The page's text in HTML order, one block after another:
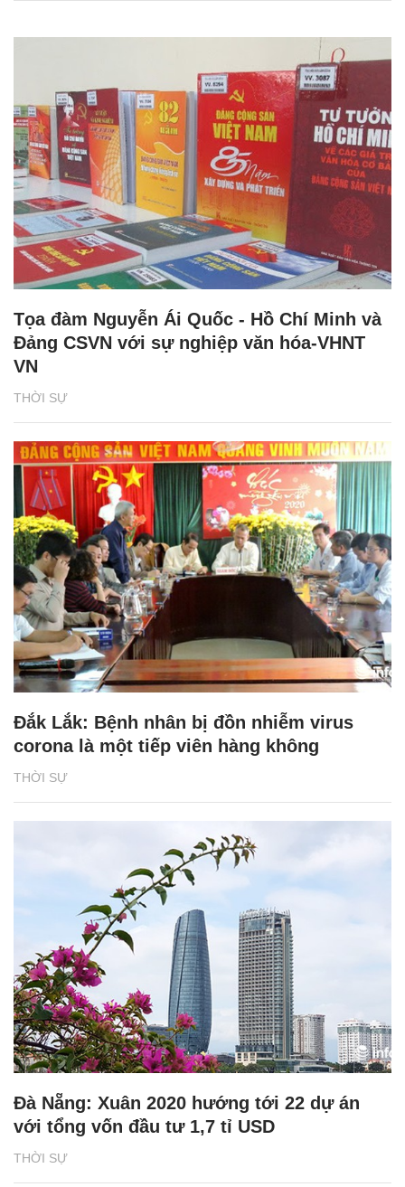
THỜI SỰ
Tọa đàm Nguyễn Ái Quốc - Hồ Chí Minh và
Đảng CSVN với sự nghiệp văn hóa-VHNT
VN
THỜI SỰ
Đắk Lắk: Bệnh nhân bị đồn nhiễm virus
corona là một tiếp viên hàng không
THỜI SỰ
Đà Nẵng: Xuân 2020 hướng tới 22 dự án
với tổng vốn đầu tư 1,7 tỉ USD